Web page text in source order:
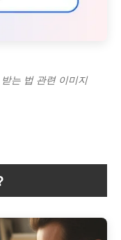
는 법 관련 이미지